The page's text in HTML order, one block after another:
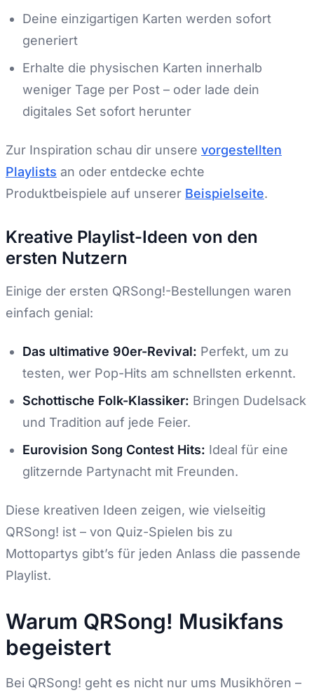
Deine einzigartigen Karten werden sofort
generiert
Erhalte die physischen Karten innerhalb
weniger Tage per Post – oder lade dein
digitales Set sofort herunter
Zur Inspiration schau dir unsere vorgestellten
Playlists an oder entdecke echte
Produktbeispiele auf unserer Beispielseite.
Kreative Playlist-Ideen von den
ersten Nutzern
Einige der ersten QRSong!-Bestellungen waren
einfach genial:
Das ultimative 90er-Revival: Perfekt, um zu
testen, wer Pop-Hits am schnellsten erkennt.
Schottische Folk-Klassiker: Bringen Dudelsack
und Tradition auf jede Feier.
Eurovision Song Contest Hits: Ideal für eine
glitzernde Partynacht mit Freunden.
Diese kreativen Ideen zeigen, wie vielseitig
QRSong! ist – von Quiz-Spielen bis zu
Mottopartys gibt’s für jeden Anlass die passende
Playlist.
Warum QRSong! Musikfans
begeistert
Bei QRSong! geht es nicht nur ums Musikhören –